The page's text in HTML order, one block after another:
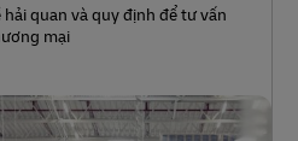
quan và quy định để tư vấn
mại